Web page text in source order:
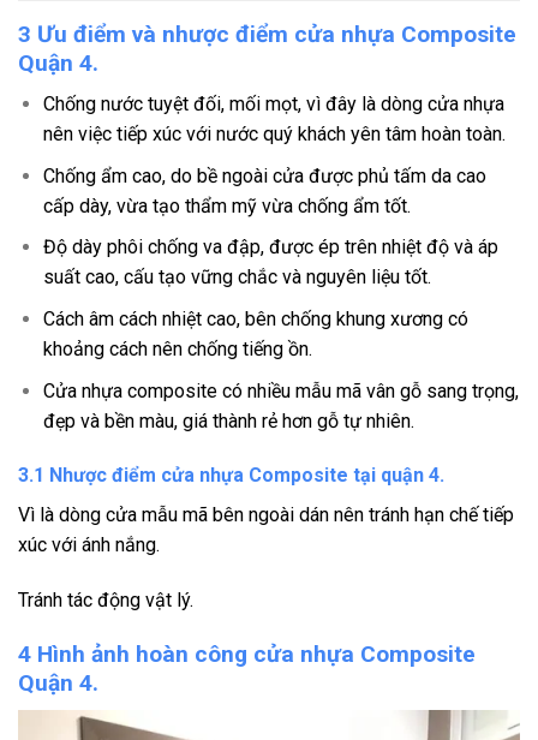
3 Ưu điểm và nhược điểm cửa nhựa Composite
Quận 4.
Chống nước tuyệt đối, mối mọt, vì đây là dòng cửa nhựa
nên việc tiếp xúc với nước quý khách yên tâm hoàn toàn.
Chống ẩm cao, do bề ngoài cửa được phủ tấm da cao
cấp dày, vừa tạo thẩm mỹ vừa chống ẩm tốt.
Độ dày phôi chống va đập, được ép trên nhiệt độ và áp
suất cao, cấu tạo vững chắc và nguyên liệu tốt.
Cách âm cách nhiệt cao, bên chống khung xương có
khoảng cách nên chống tiếng ồn.
Cửa nhựa composite có nhiều mẫu mã vân gỗ sang trọng,
đẹp và bền màu, giá thành rẻ hơn gỗ tự nhiên.
3.1 Nhược điểm cửa nhựa Composite tại quận 4.
Vì là dòng cửa mẫu mã bên ngoài dán nên tránh hạn chế tiếp
xúc với ánh nắng.
Tránh tác động vật lý.
4 Hình ảnh hoàn công cửa nhựa Composite
Quận 4.